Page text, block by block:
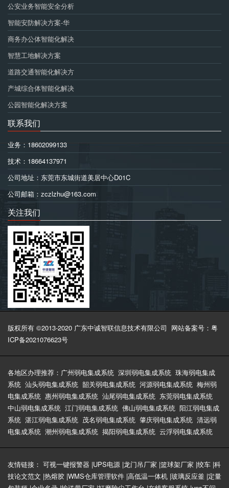
公安业务智能安全分析
智能安防解决方案-华
商务办公体智能化解决
智慧工地解决方案
道路交通智能化解决方
产城综合体智能化解决
公园智能化解决方案
联系我们
业务：18602099133
技术：18664137971
公司地址：东莞市东城街道美居中心D01C
公司邮箱：zczlzhu@163.com
关注我们
版权所有 ©2013-2020 广东中诚智联信息技术有限公司 网站备案号：粤
ICP备2021076623号
各地区办理推荐： 广州弱电集成系统 深圳弱电集成系统 珠海弱电集成
系统 汕头弱电集成系统 韶关弱电集成系统 河源弱电集成系统 梅州弱
电集成系统 惠州弱电集成系统 汕尾弱电集成系统 东莞弱电集成系统
中山弱电集成系统 江门弱电集成系统 佛山弱电集成系统 阳江弱电集成
系统 湛江弱电集成系统 茂名弱电集成系统 肇庆弱电集成系统 清远弱
电集成系统 潮州弱电集成系统 揭阳弱电集成系统 云浮弱电集成系统
友情链接： 可视一键报警器 |UPS电源 |龙门吊厂家 |篮球架厂家 |绞车 |科
技论文范文 |热熔胶 |WMS仓库管理软件 |高低温一体机 |玻璃反应釜 |定量